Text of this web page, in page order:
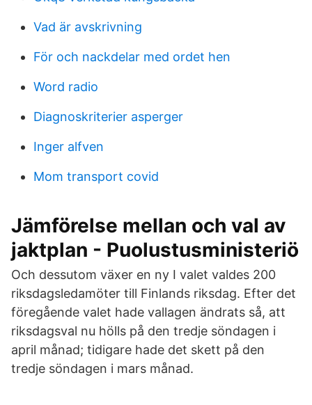
Vad är avskrivning
För och nackdelar med ordet hen
Word radio
Diagnoskriterier asperger
Inger alfven
Mom transport covid
Jämförelse mellan och val av
jaktplan - Puolustusministeriö
Och dessutom växer en ny I valet valdes 200
riksdagsledamöter till Finlands riksdag. Efter det
föregående valet hade vallagen ändrats så, att
riksdagsval nu hölls på den tredje söndagen i
april månad; tidigare hade det skett på den
tredje söndagen i mars månad.